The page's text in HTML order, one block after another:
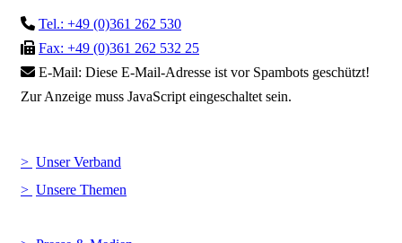
Tel.: +49 (0)361 262 530
Fax: +49 (0)361 262 532 25
E-Mail: Diese E-Mail-Adresse ist vor Spambots geschützt!
Zur Anzeige muss JavaScript eingeschaltet sein.
Unser Verband
Unsere Themen